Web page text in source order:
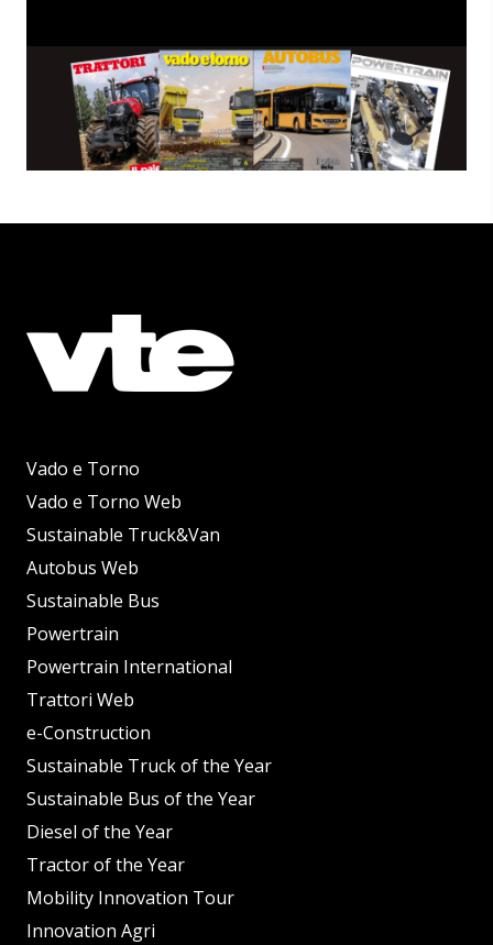
Vado e Torno
Vado e Torno Web
Sustainable Truck&Van
Autobus Web
Sustainable Bus
Powertrain
Powertrain International
Trattori Web
e-Construction
Sustainable Truck of the Year
Sustainable Bus of the Year
Diesel of the Year
Tractor of the Year
Mobility Innovation Tour
Innovation Agri